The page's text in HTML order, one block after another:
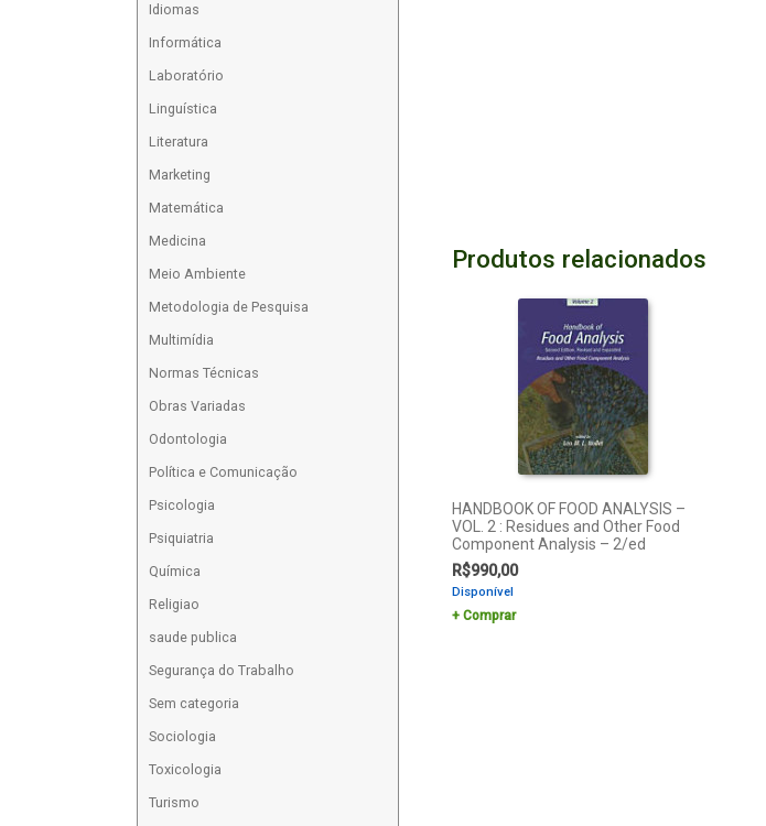
Produtos relacionados
HANDBOOK OF FOOD ANALYSIS –
VOL. 2 : Residues and Other Food
Component Analysis – 2/ed
R$990,00
Disponível
Comprar
Idiomas
Informática
Laboratório
Linguística
Literatura
Marketing
Matemática
Medicina
Meio Ambiente
Metodologia de Pesquisa
Multimídia
Normas Técnicas
Obras Variadas
Odontologia
Política e Comunicação
Psicologia
Psiquiatria
Química
Religiao
saude publica
Segurança do Trabalho
Sem categoria
Sociologia
Toxicologia
Turismo